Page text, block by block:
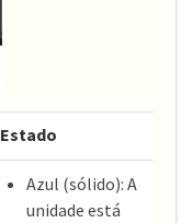
Estado
Azul (sólido): A
unidade está